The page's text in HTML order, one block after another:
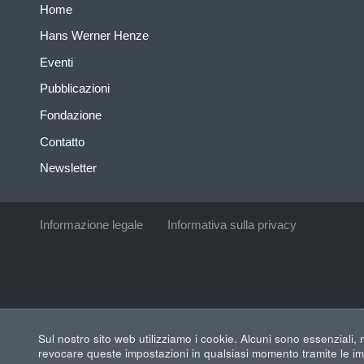
Home
Hans Werner Henze
Eventi
Pubblicazioni
Fondazione
Contatto
Newsletter
Informazione legale Informativa sulla privacy
Sul nostro sito web utilizziamo i cookie. Alcuni sono
revocare queste impostazioni in qualsiasi momento tramite le